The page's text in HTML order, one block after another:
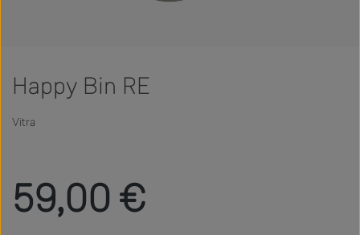
Happy Bin RE
Vitra
59,00 €